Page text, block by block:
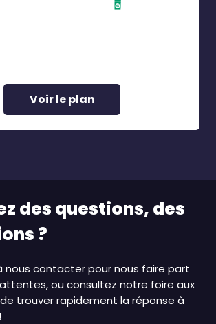
Voir le plan
des questions, des
?
nous contacter pour nous faire part
ou consultez notre foire aux
trouver rapidement la réponse à